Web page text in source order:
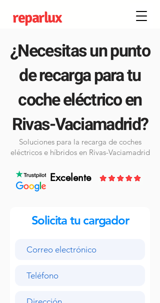
reparlux
¿Necesitas un punto
de recarga para tu
coche eléctrico en
Rivas-Vaciamadrid?
Soluciones para la recarga de coches
eléctricos e híbridos en Rivas-Vaciamadrid
Excelente
Solicita tu cargador